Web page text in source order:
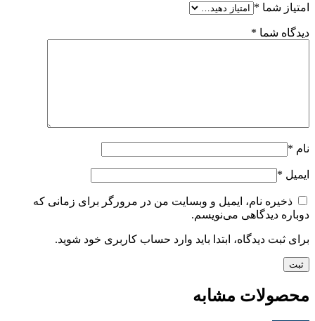
امتیاز شما *
دیدگاه شما *
نام *
ایمیل *
ذخیره نام، ایمیل و وبسایت من در مرورگر برای زمانی که
دوباره دیدگاهی می‌نویسم.
برای ثبت دیدگاه، ابتدا باید وارد حساب کاربری خود شوید.
محصولات مشابه